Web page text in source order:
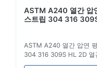
ASTM A240 열간 압
스트립 304 316
ASTM A240 열간 압연
304 316 309S HL 2D 열
리스 스틸 코일 스트립